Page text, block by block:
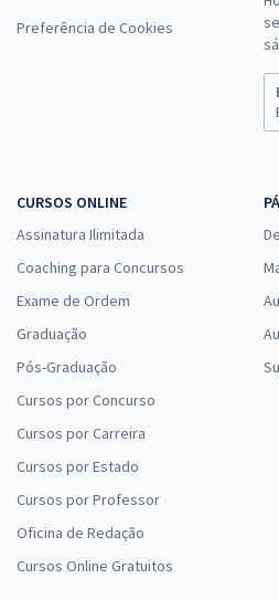
Preferência de Cookies
CURSOS ONLINE
Assinatura Ilimitada
Coaching para Concursos
Exame de Ordem
Graduação
Pós-Graduação
Cursos por Concurso
Cursos por Carreira
Cursos por Estado
Cursos por Professor
Oficina de Redação
Cursos Online Gratuitos